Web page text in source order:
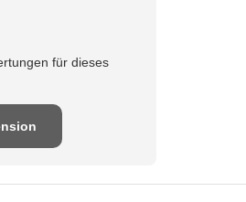
für dieses